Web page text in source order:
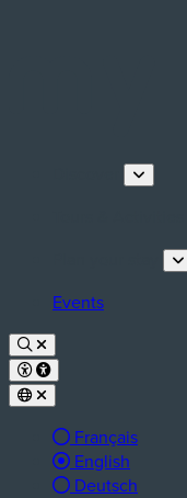
Events
Français
Active language:
English
Deutsch